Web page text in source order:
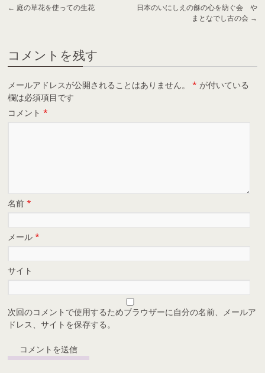
← 庭の草花を使っての生花
日本のいにしえの龢の心を紡ぐ会 や
まとなでし古の会 →
コメントを残す
メールアドレスが公開されることはありません。 * が付いている
欄は必須項目です
コメント*
名前*
メール*
サイト
次回のコメントで使用するためブラウザーに自分の名前、メールア
ドレス、サイトを保存する。